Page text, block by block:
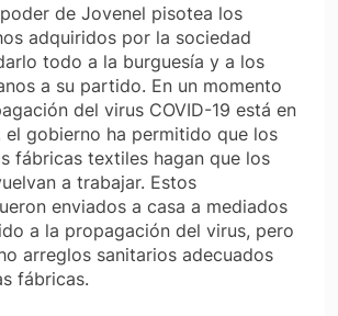
de Jovenel pisotea los
adquiridos por la sociedad
todo a la burguesía y a los
a su partido. En un momento
del virus COVID-19 está en
el gobierno ha permitido que los
fábricas textiles hagan que los
a trabajar. Estos
enviados a casa a mediados
a la propagación del virus, pero
arreglos sanitarios adecuados
fábricas.